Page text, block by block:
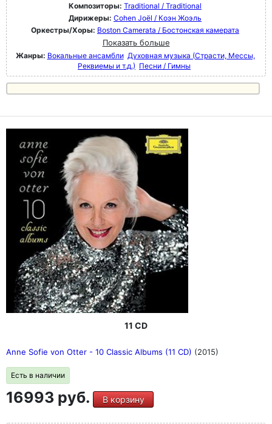
Композиторы: Traditional / Traditional
Дирижеры: Cohen Joёl / Коэн Жоэль
Оркестры/Хоры: Boston Camerata / Бостонская камерата
Показать больше
Жанры: Вокальные ансамбли Духовная музыка (Страсти, Мессы,
Реквиемы и т.д.) Песни / Гимны
11 CD
Anne Sofie von Otter - 10 Classic Albums (11 CD) (2015)
Есть в наличии
16993 руб. В корзину